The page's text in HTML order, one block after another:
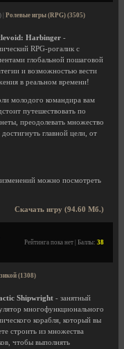
Ролевые игры (RPG) (3505)
Harbinger -
RPG-рогалик с
глобальной пошаговой
и возможностью вести
в реальном времени!
молодого командира вам
путешествовать по
преодолевать множество
главной цели, от
можно посмотреть
Скачать игру (94.60 Мб.)
Рейтинга пока нет | Баллы: 38
(1308)
Shipwright - занятный
многофункционального
корабля, который вы
строить из множества
чтобы выполнять